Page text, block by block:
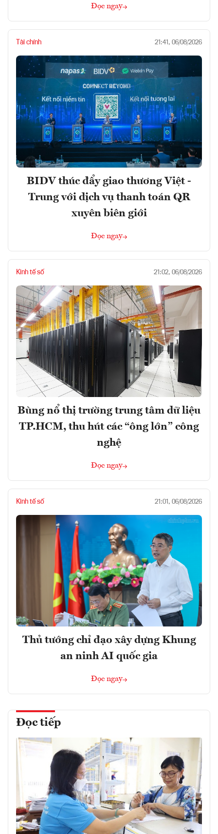
Đọc ngay
Tài chính 21:41, 06/08/2026
BIDV thúc đẩy giao thương Việt -
Trung với dịch vụ thanh toán QR
xuyên biên giới
Đọc ngay
Kinh tế số 21:02, 06/08/2026
Bùng nổ thị trường trung tâm dữ liệu
TP.HCM, thu hút các “ông lớn” công
nghệ
Đọc ngay
Kinh tế số 21:01, 06/08/2026
Thủ tướng chỉ đạo xây dựng Khung
an ninh AI quốc gia
Đọc ngay
Đọc tiếp